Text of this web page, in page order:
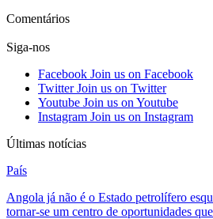
Comentários
Siga-nos
Facebook Join us on Facebook
Twitter Join us on Twitter
Youtube Join us on Youtube
Instagram Join us on Instagram
Últimas notícias
País
Angola já não é o Estado petrolífero
tornar-se um centro de oportunidades